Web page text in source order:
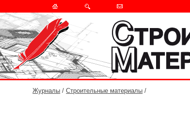
Журналы /Строительные материалы /